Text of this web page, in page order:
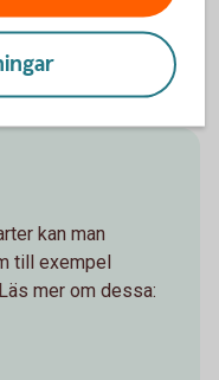
har kunden har inga
obegränsad.
kan man
till exempel
mer om dessa: